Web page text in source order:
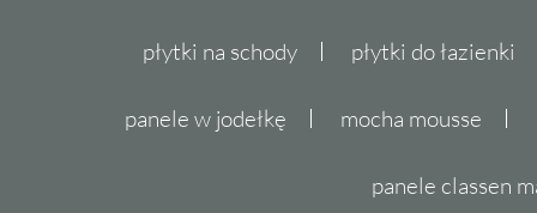
płytki na schody płytki do łazienki
panele w jodełkę mocha mousse
panele classen